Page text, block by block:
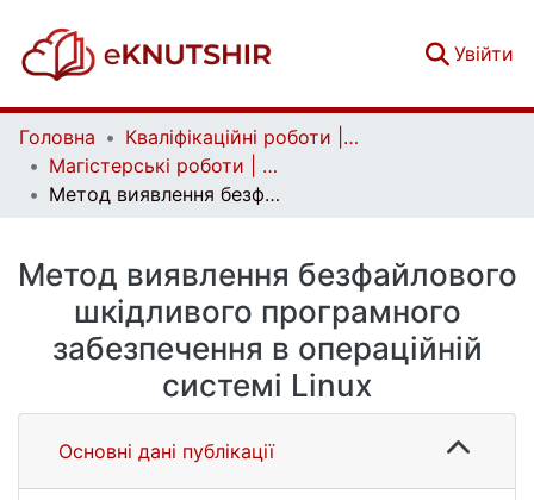
Увійти
Головна
Кваліфікаційні роботи | Qualifying works
Магістерські роботи | Master's theses
Метод виявлення безфайлового шкідливого програмного забезпечення в операційній системі Linux
Метод виявлення безфайлового
шкідливого програмного
забезпечення в операційній
системі Linux
Основні дані публікації